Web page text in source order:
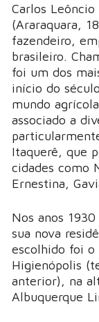
Carlos
(Araraquara,
fazendeiro,
brasileiro.
foi um dos
início do
mundo
associado a
Itaquerê, que
cidades como
Ernestina,
Nos anos
sua nova
escolhido foi o
Higienópolis
anterior), na
Albuquerque